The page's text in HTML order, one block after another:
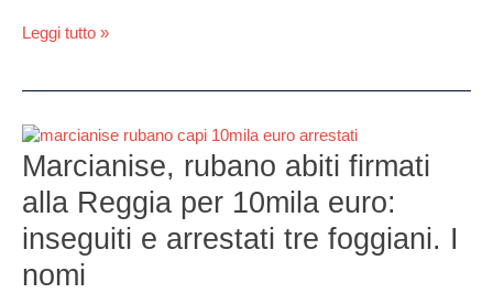
Aniello
Leggi tutto »
Marcianise, rubano abiti firmati
alla Reggia per 10mila euro:
inseguiti e arrestati tre foggiani. I
nomi
Marcianise,
rubano
abiti
firmati
alla
Reggia
per